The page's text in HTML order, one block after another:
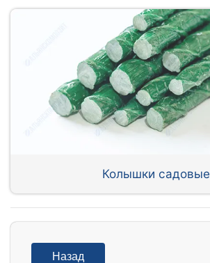
Колышки садовые
Назад